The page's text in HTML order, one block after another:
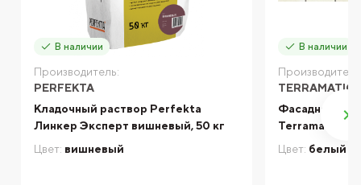
В наличии
Производитель:
PERFEKTA
Кладочный раствор Perfekta
Линкер Эксперт вишневый, 50 кг
Цвет: вишневый
В наличии
TERRAMATIC
Фасадная
Terramatic
Цвет: белый